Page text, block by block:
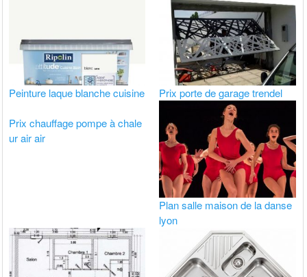
Peinture laque blanche cuisine Prix porte de garage trendel
Prix chauffage pompe à chale
ur air air
Plan salle maison de la danse
lyon